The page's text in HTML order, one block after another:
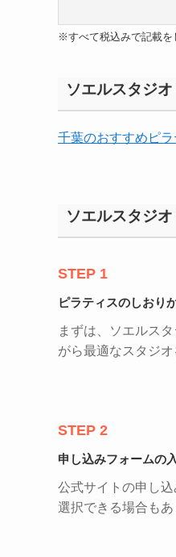
※すべて税込みで記載を
ソエルスタジ
千葉のおすすめピ
ソエルスタジ
STEP 1
ピラティスのしおり
まずは、ソエルス
がら最適なスタジオ
STEP 2
申し込みフォームの
公式サイトの申し
選択できる場合もあ